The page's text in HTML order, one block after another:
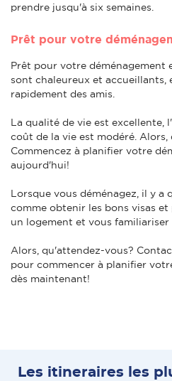
prendre jusqu'à six semaines.
Prêt pour votre
Prêt pour votre déménagement
sont chaleureux et accueillants,
rapidement des amis.
La qualité de vie est excellente,
coût de la vie est modéré.
Commencez à planifier votre
aujourd'hui!
Lorsque vous déménagez, il y a
comme obtenir les bons visas
un logement et vous familiariser
Alors, qu'attendez-vous?
pour commencer à planifier
dès maintenant!
Les itineraires les